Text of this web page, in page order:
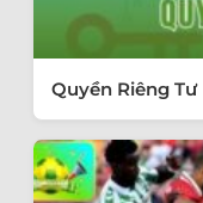
Quyền Riêng Tư